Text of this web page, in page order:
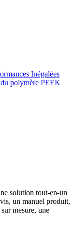
Inégalées
polymère PEEK
solution tout-en-un
un manuel produit,
mesure, une